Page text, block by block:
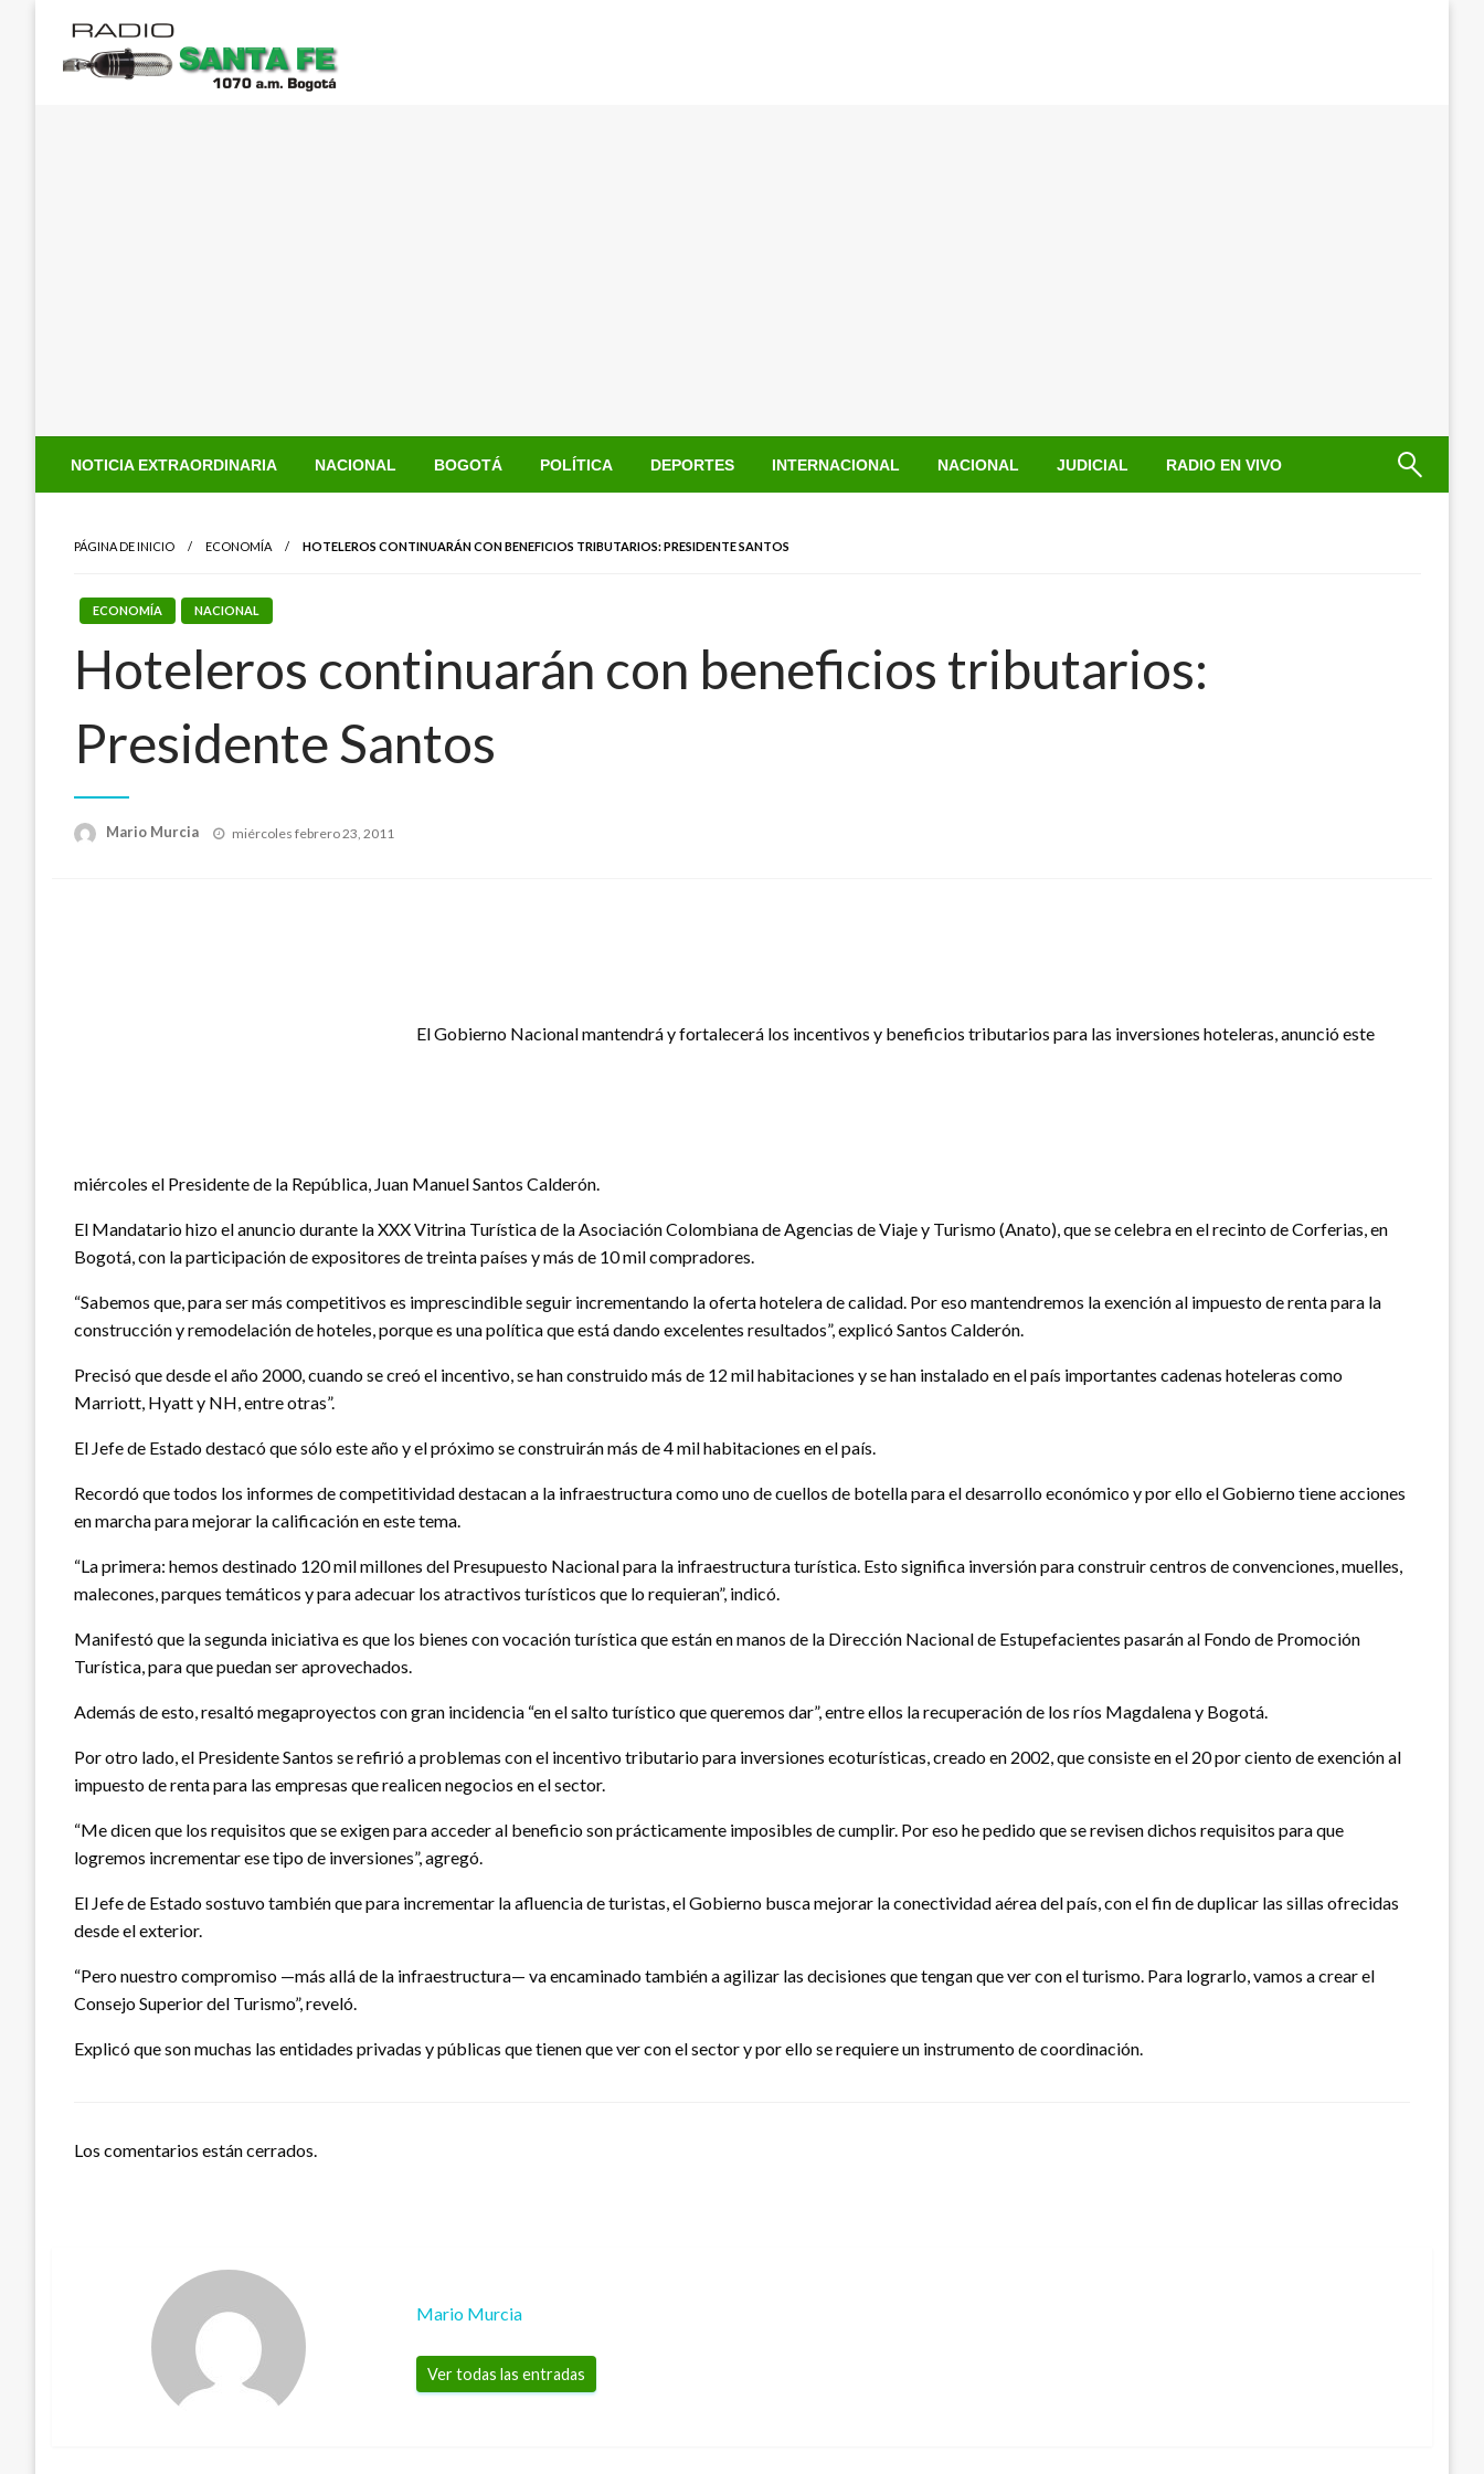
contenido
NOTICIA EXTRAORDINARIA NACIONAL BOGOTÁ POLÍTICA DEPORTES INTERNACIONAL NACIONAL JUDICIAL RADIO EN VIVO
PÁGINA DE INICIO ECONOMÍA HOTELEROS CONTINUARÁN CON BENEFICIOS TRIBUTARIOS: PRESIDENTE SANTOS
ECONOMÍA NACIONAL
Hoteleros continuarán con beneficios tributarios:
Presidente Santos
Mario Murcia
Publicado
miércoles febrero 23, 2011
El Gobierno Nacional mantendrá y fortalecerá los incentivos y beneficios tributarios para las inversiones hoteleras, anunció este
miércoles el Presidente de la República, Juan Manuel Santos Calderón.
El Mandatario hizo el anuncio durante la XXX Vitrina Turística de la Asociación Colombiana de Agencias de Viaje y Turismo (Anato), que se celebra en el recinto de Corferias, en
Bogotá, con la participación de expositores de treinta países y más de 10 mil compradores.
“Sabemos que, para ser más competitivos es imprescindible seguir incrementando la oferta hotelera de calidad. Por eso mantendremos la exención al impuesto de renta para la
construcción y remodelación de hoteles, porque es una política que está dando excelentes resultados”, explicó Santos Calderón.
Precisó que desde el año 2000, cuando se creó el incentivo, se han construido más de 12 mil habitaciones y se han instalado en el país importantes cadenas hoteleras como
Marriott, Hyatt y NH, entre otras”.
El Jefe de Estado destacó que sólo este año y el próximo se construirán más de 4 mil habitaciones en el país.
Recordó que todos los informes de competitividad destacan a la infraestructura como uno de cuellos de botella para el desarrollo económico y por ello el Gobierno tiene acciones
en marcha para mejorar la calificación en este tema.
“La primera: hemos destinado 120 mil millones del Presupuesto Nacional para la infraestructura turística. Esto significa inversión para construir centros de convenciones, muelles,
malecones, parques temáticos y para adecuar los atractivos turísticos que lo requieran”, indicó.
Manifestó que la segunda iniciativa es que los bienes con vocación turística que están en manos de la Dirección Nacional de Estupefacientes pasarán al Fondo de Promoción
Turística, para que puedan ser aprovechados.
Además de esto, resaltó megaproyectos con gran incidencia “en el salto turístico que queremos dar”, entre ellos la recuperación de los ríos Magdalena y Bogotá.
Por otro lado, el Presidente Santos se refirió a problemas con el incentivo tributario para inversiones ecoturísticas, creado en 2002, que consiste en el 20 por ciento de exención al
impuesto de renta para las empresas que realicen negocios en el sector.
“Me dicen que los requisitos que se exigen para acceder al beneficio son prácticamente imposibles de cumplir. Por eso he pedido que se revisen dichos requisitos para que
logremos incrementar ese tipo de inversiones”, agregó.
El Jefe de Estado sostuvo también que para incrementar la afluencia de turistas, el Gobierno busca mejorar la conectividad aérea del país, con el fin de duplicar las sillas ofrecidas
desde el exterior.
“Pero nuestro compromiso —más allá de la infraestructura— va encaminado también a agilizar las decisiones que tengan que ver con el turismo. Para lograrlo, vamos a crear el
Consejo Superior del Turismo”, reveló.
Explicó que son muchas las entidades privadas y públicas que tienen que ver con el sector y por ello se requiere un instrumento de coordinación.
Los comentarios están cerrados.
Mario Murcia
Ver todas las entradas